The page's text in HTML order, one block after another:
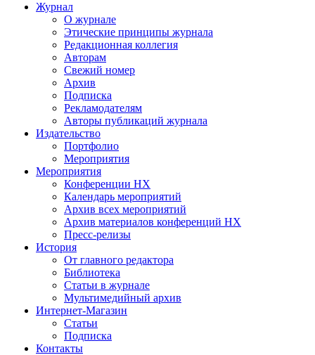
Журнал
О журнале
Этические принципы журнала
Редакционная коллегия
Авторам
Свежий номер
Архив
Подписка
Рекламодателям
Авторы публикаций журнала
Издательство
Портфолио
Мероприятия
Мероприятия
Конференции НХ
Календарь мероприятий
Архив всех мероприятий
Архив материалов конференций НХ
Пресс-релизы
История
От главного редактора
Библиотека
Статьи в журнале
Мультимедийный архив
Интернет-Магазин
Статьи
Подписка
Контакты